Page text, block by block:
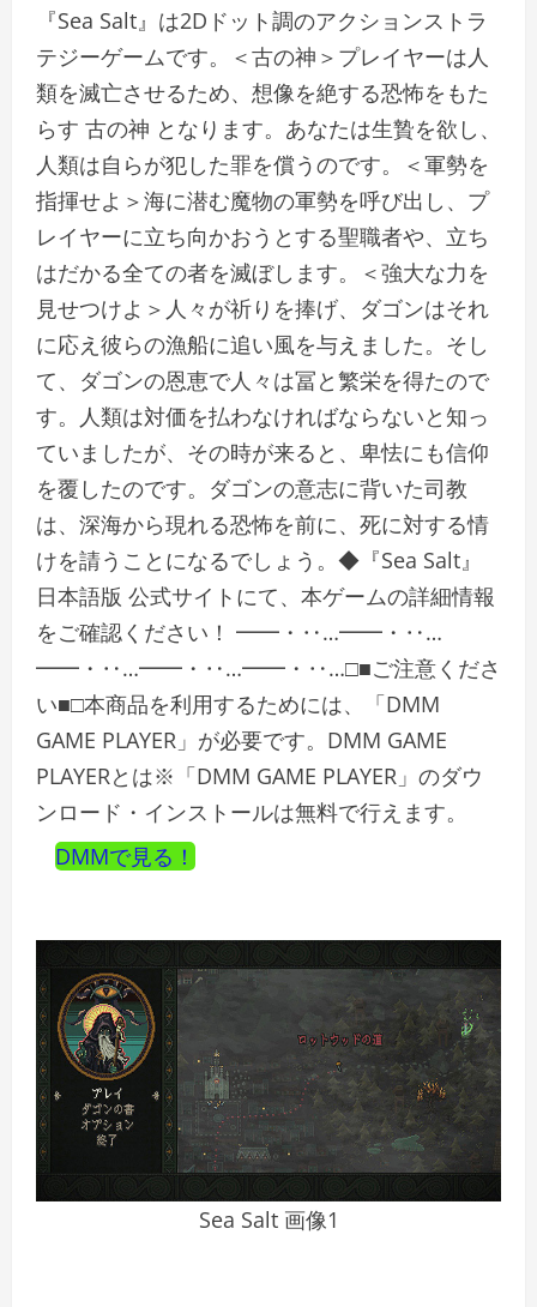
『Sea Salt』は2Dドット調のアクションストラ
テジーゲームです。＜古の神＞プレイヤーは人
類を滅亡させるため、想像を絶する恐怖をもた
らす 古の神 となります。あなたは生贄を欲し、
人類は自らが犯した罪を償うのです。＜軍勢を
指揮せよ＞海に潜む魔物の軍勢を呼び出し、プ
レイヤーに立ち向かおうとする聖職者や、立ち
はだかる全ての者を滅ぼします。＜強大な力を
見せつけよ＞人々が祈りを捧げ、ダゴンはそれ
に応え彼らの漁船に追い風を与えました。そし
て、ダゴンの恩恵で人々は冨と繁栄を得たので
す。人類は対価を払わなければならないと知っ
ていましたが、その時が来ると、卑怯にも信仰
を覆したのです。ダゴンの意志に背いた司教
は、深海から現れる恐怖を前に、死に対する情
けを請うことになるでしょう。◆『Sea Salt』
日本語版 公式サイトにて、本ゲームの詳細情報
をご確認ください！ ━━・‥…━━・‥…
━━・‥…━━・‥…━━・‥…□■ご注意くださ
い■□本商品を利用するためには、「DMM
GAME PLAYER」が必要です。DMM GAME
PLAYERとは※「DMM GAME PLAYER」のダウ
ンロード・インストールは無料で行えます。
DMMで見る！
Sea Salt 画像1